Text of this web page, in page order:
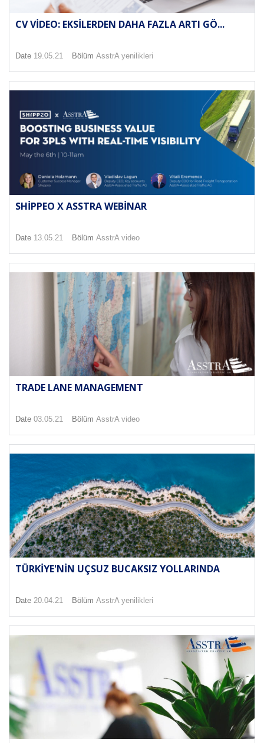
CV VIDEO: EKSILERDEN DAHA FAZLA ARTI GÖ...
Date 19.05.21 Bölüm AsstrA yenilikleri
SHIPPEO X ASSTRA WEBINAR
Date 13.05.21 Bölüm AsstrA video
TRADE LANE MANAGEMENT
Date 03.05.21 Bölüm AsstrA video
TÜRKIYE'NIN UÇSUZ BUCAKSIZ YOLLARINDA
Date 20.04.21 Bölüm AsstrA yenilikleri